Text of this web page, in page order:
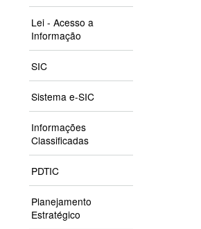
Lei - Acesso a
Informação
SIC
Sistema e-SIC
Informações
Classificadas
PDTIC
Planejamento
Estratégico